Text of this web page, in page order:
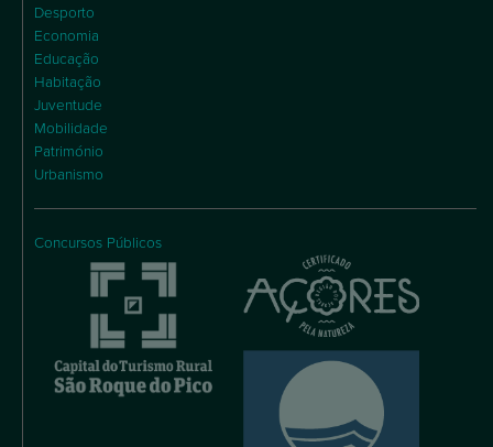
Desporto
Economia
Educação
Habitação
Juventude
Mobilidade
Património
Urbanismo
Concursos Públicos